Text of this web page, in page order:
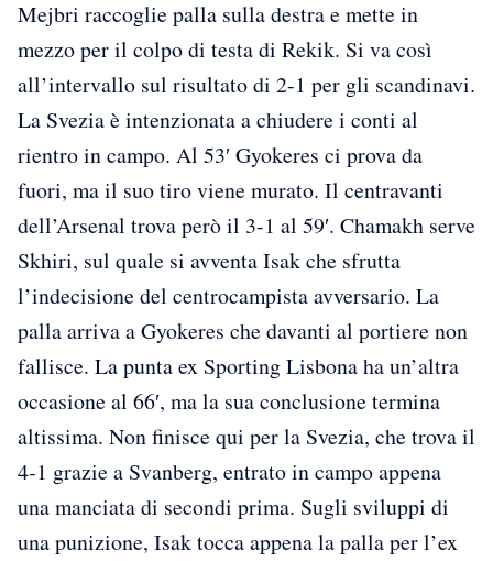
Mejbri raccoglie palla sulla destra e mette in
mezzo per il colpo di testa di Rekik. Si va così
all’intervallo sul risultato di 2-1 per gli scandinavi.
La Svezia è intenzionata a chiudere i conti al
rientro in campo. Al 53′ Gyokeres ci prova da
fuori, ma il suo tiro viene murato. Il centravanti
dell’Arsenal trova però il 3-1 al 59′. Chamakh serve
Skhiri, sul quale si avventa Isak che sfrutta
l’indecisione del centrocampista avversario. La
palla arriva a Gyokeres che davanti al portiere non
fallisce. La punta ex Sporting Lisbona ha un’altra
occasione al 66′, ma la sua conclusione termina
altissima. Non finisce qui per la Svezia, che trova il
4-1 grazie a Svanberg, entrato in campo appena
una manciata di secondi prima. Sugli sviluppi di
una punizione, Isak tocca appena la palla per l’ex